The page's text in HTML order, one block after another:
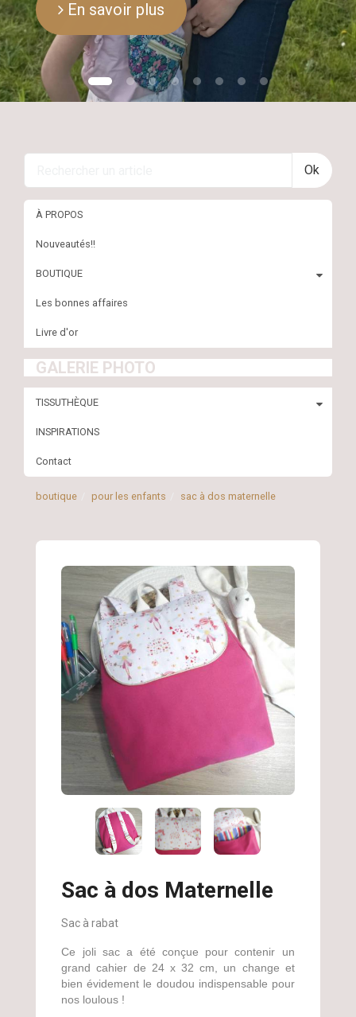
En savoir plus
Ok
À PROPOS
Nouveautés!!
BOUTIQUE
Les bonnes affaires
Livre d'or
GALERIE PHOTO
TISSUTHÈQUE
INSPIRATIONS
Contact
boutique pour les enfants sac à dos maternelle
Sac à dos Maternelle
Sac à rabat
Ce joli sac a été conçue pour contenir un
grand cahier de 24 x 32 cm, un change et
bien évidement le doudou indispensable pour
nos loulous !